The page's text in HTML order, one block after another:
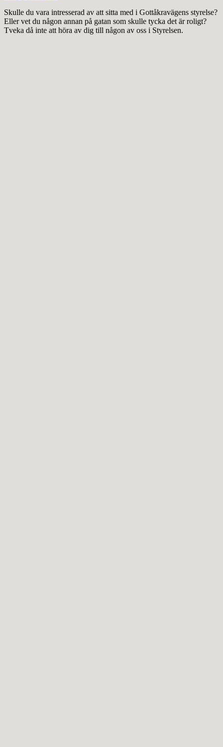
Skulle du vara intresserad av att sitta med i Gottåkravägens styrelse?
Eller vet du någon annan på gatan som skulle tycka det är roligt?
Tveka då inte att höra av dig till någon av oss i Styrelsen.